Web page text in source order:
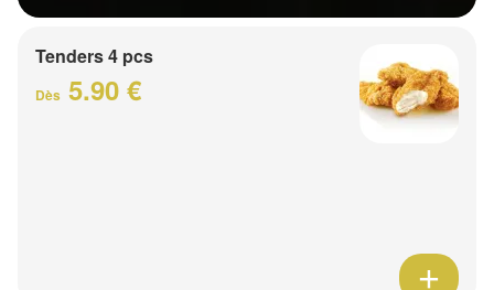
Tenders 4 pcs
Dès 5.90 €